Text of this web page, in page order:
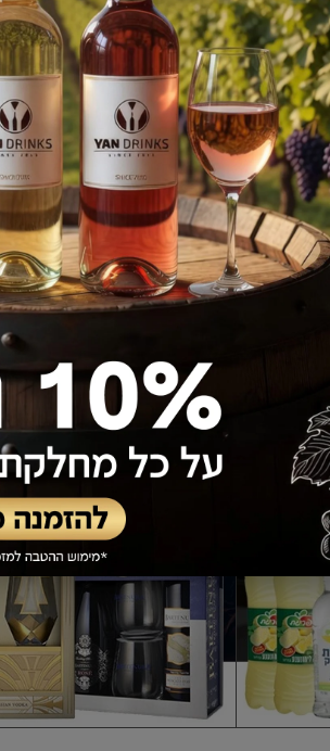
Best Choice
אפרול 1 ליטר
מחיר אילת
85.00 ₪
69.90 ₪
מחיר רגיל
100.30 ₪
82.48 ₪
הצעות